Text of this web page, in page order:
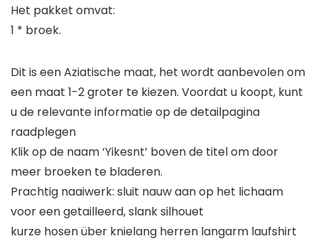
Het pakket omvat:
1 * broek.
Dit is een Aziatische maat, het wordt aanbevolen om
een maat 1-2 groter te kiezen. Voordat u koopt, kunt
u de relevante informatie op de detailpagina
raadplegen
Klik op de naam ‘Yikesnt’ boven de titel om door
meer broeken te bladeren.
Prachtig naaiwerk: sluit nauw aan op het lichaam
voor een getailleerd, slank silhouet
kurze hosen über knielang herren langarm laufshirt